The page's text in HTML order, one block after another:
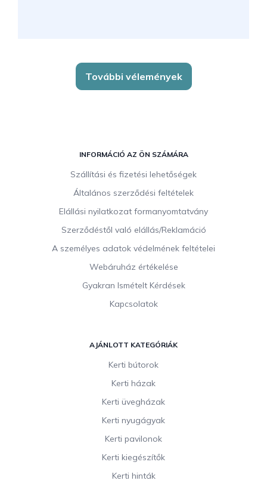
További vélemények
INFORMÁCIÓ AZ ÖN SZÁMÁRA
Szállítási és fizetési lehetőségek
Általános szerződési feltételek
Elállási nyilatkozat formanyomtatvány
Szerződéstől való elállás/Reklamáció
A személyes adatok védelmének feltételei
Webáruház értékelése
Gyakran Ismételt Kérdések
Kapcsolatok
AJÁNLOTT KATEGÓRIÁK
Kerti bútorok
Kerti házak
Kerti üvegházak
Kerti nyugágyak
Kerti pavilonok
Kerti kiegészítők
Kerti hinták